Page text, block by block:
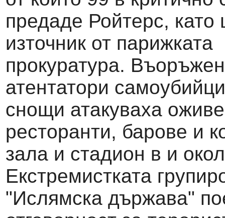
предаде Ройтерс, като
източник от парижката
прокуратура.
атентатори
снощи атакуваха
ресторанти, барове и
зала и стадион в и
Екстремистката
"Ислямска държава"